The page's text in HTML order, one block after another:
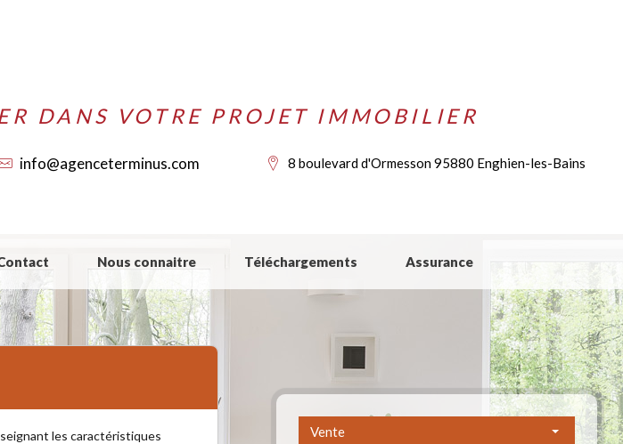
DANS VOTRE PROJET IMMOBILIER
info@agenceterminus.com 8 boulevard d'Ormesson 95880 Enghien-les-Bains
Nous connaitre Téléchargements Assurance
Vente
les caractéristiques